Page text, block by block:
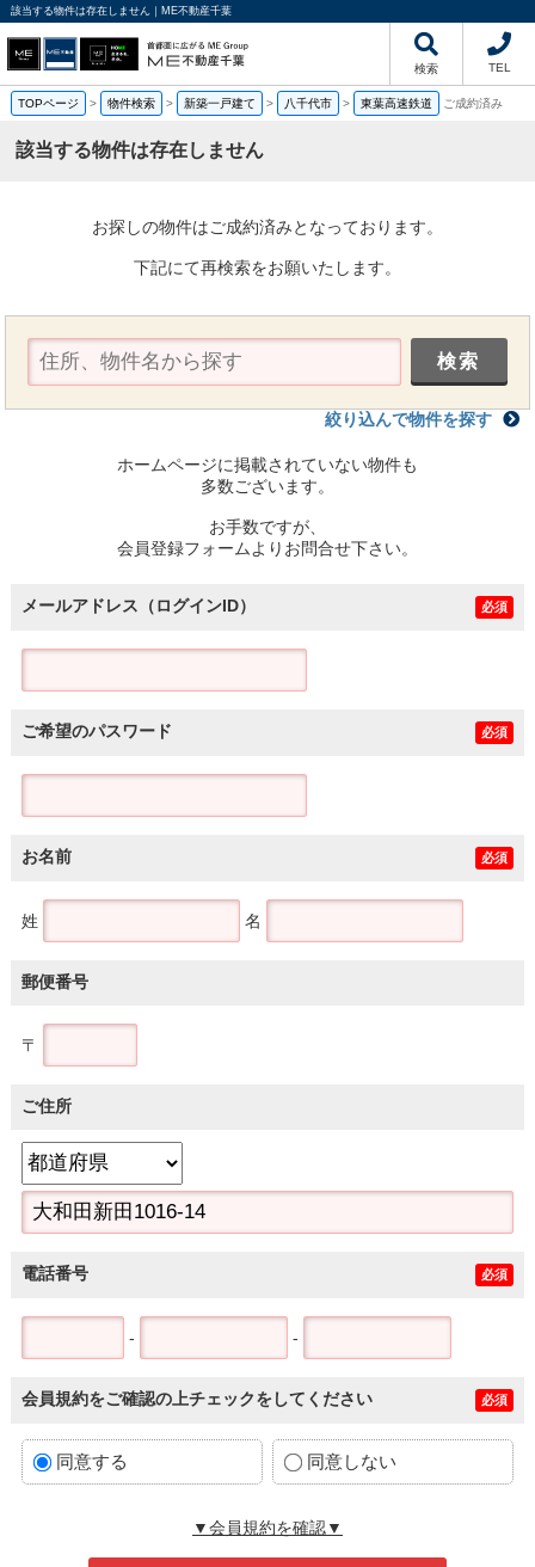
該当する物件は存在しません｜ME不動産千葉
検索 TEL
TOPページ > 物件検索 > 新築一戸建て > 八千代市 > 東葉高速鉄道 ご成約済み
該当する物件は存在しません
お探しの物件はご成約済みとなっております。
下記にて再検索をお願いたします。
絞り込んで物件を探す
ホームページに掲載されていない物件も
多数ございます。
お手数ですが、
会員登録フォームよりお問合せ下さい。
メールアドレス（ログインID） 必須
ご希望のパスワード 必須
お名前 必須
姓 名
郵便番号
〒
ご住所
電話番号 必須
- -
会員規約をご確認の上チェックをしてください 必須
同意する 同意しない
▼会員規約を確認▼